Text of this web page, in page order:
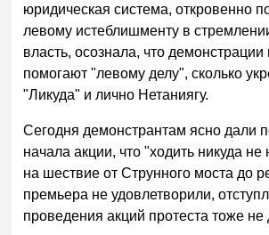
юридическая система, откровенно
левому истеблишменту в
власть, осознала, что демонстрации
помогают "левому делу", сколько
"Ликуда" и лично Нетаниягу.
Сегодня демонстрантам ясно дали
начала акции, что "ходить никуда не
на шествие от Струнного моста до
премьера не удовлетворили,
проведения акций протеста тоже не